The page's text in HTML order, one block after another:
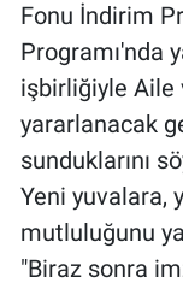
Fonu İndirim
Programı'nda
işbirliğiyle Aile
yararlanacak
sunduklarını
Yeni yuvalara,
mutluluğunu
"Biraz sonra